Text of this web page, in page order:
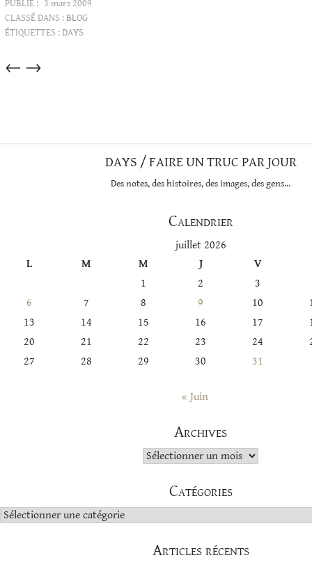
PUBLIÉ : 3 mars 2009
CLASSÉ DANS :BLOG
ÉTIQUETTES :DAYS
Articles
→
←
DAYS / FAIRE UN TRUC PAR JOUR
Des notes, des histoires, des images, des gens…
Calendrier
juillet 2026
L
M M J
V
1
2
3
6
7 8 9 10
13
14 15 16 17
20
21 22 23 24
27
28 29 30 31
« Juin
Archives
Archives
Catégories
Catégories
Articles récents